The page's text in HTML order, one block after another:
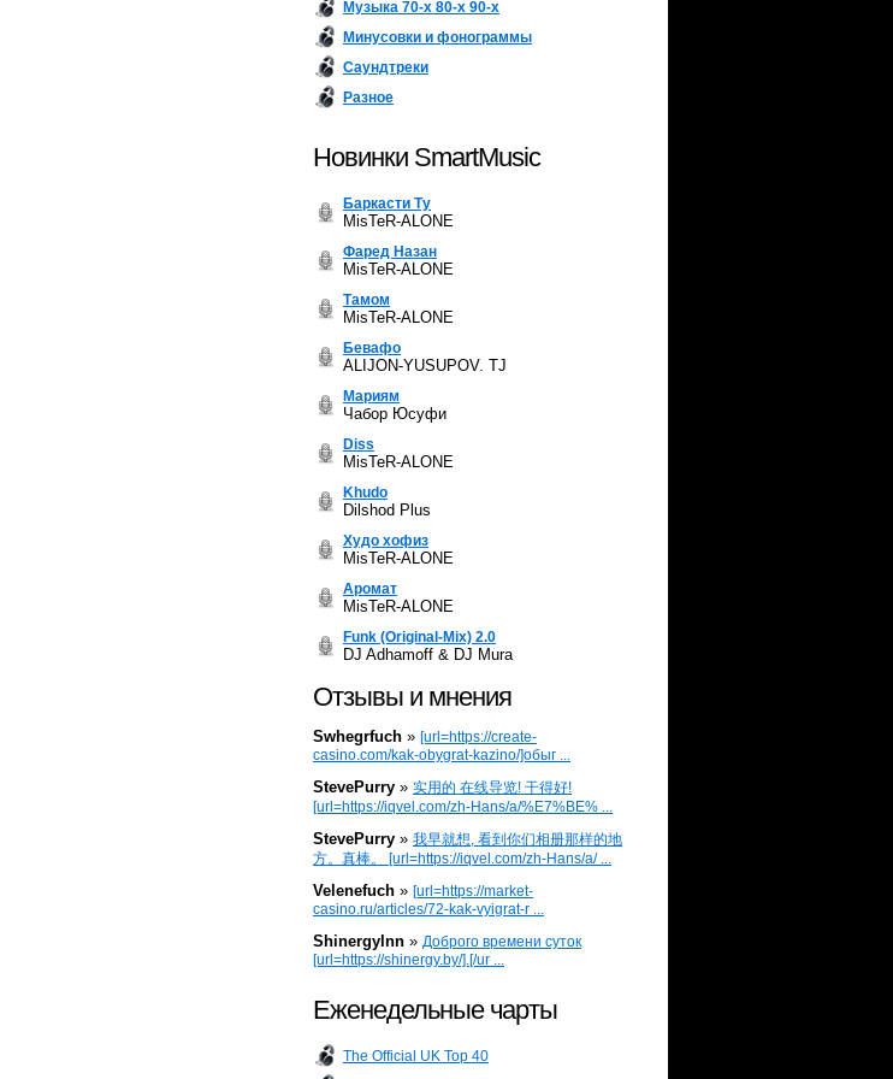
Музыка 70-х 80-х 90-х
Минусовки и фонограммы
Саундтреки
Разное
Новинки SmartMusic
Баркасти Ту
MisTeR-ALONE
Фаред Назан
MisTeR-ALONE
Тамом
MisTeR-ALONE
Бевафо
ALIJON-YUSUPOV. TJ
Мариям
Чабор Юсуфи
Diss
MisTeR-ALONE
Khudo
Dilshod Plus
Худо хофиз
MisTeR-ALONE
Аромат
MisTeR-ALONE
Funk (Original-Mix) 2.0
DJ Adhamoff & DJ Mura
Отзывы и мнения
Swhegrfuch » [url=https://create-
casino.com/kak-obygrat-kazino/]обыг ...
StevePurry » 实用的 在线导览! 干得好!
[url=https://iqvel.com/zh-Hans/a/%E7%BE% ...
StevePurry » 我早就想, 看到你们相册那样的地
方。真棒。 [url=https://iqvel.com/zh-Hans/a/ ...
Velenefuch » [url=https://market-
casino.ru/articles/72-kak-vyigrat-r ...
Shinergylnn » Доброго времени суток
[url=https://shinergy.by/].[/ur ...
Еженедельные чарты
The Official UK Top 40